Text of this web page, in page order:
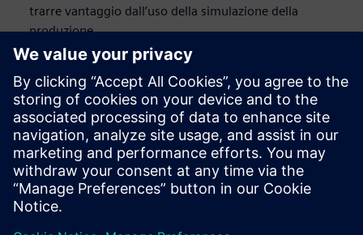
trarre vantaggio dall’uso della simulazione della
produzione
Relatore
SIEMENS DIGITAL INDUSTRIES SOFTWARE
Jay Gorajia
Director, Global Services, Digital
Manufacturing Solutions